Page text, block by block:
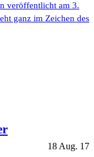
veröffentlicht am 3.
ganz im Zeichen des
18 Aug. 17